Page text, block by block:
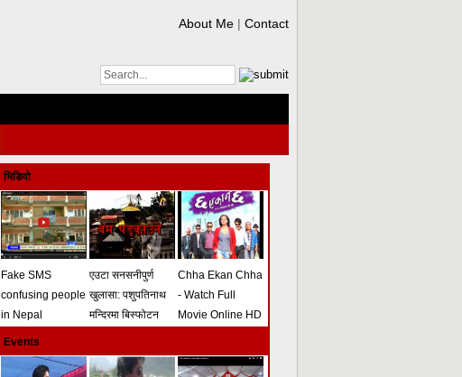
About Me | Contact
भिडियो
Fake SMS
confusing people
in Nepal
एउटा सनसनीपुर्ण
खुलासा: पशुपतिनाथ
मन्दिरमा बिस्फोटन
(भिडियो)
Chha Ekan Chha
- Watch Full
Movie Online HD
Events